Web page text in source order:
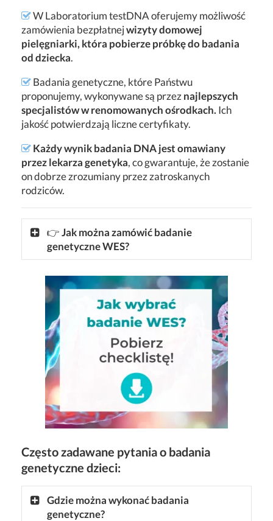
W Laboratorium testDNA oferujemy możliwość
zamówienia bezpłatnejwizyty domowej
pielęgniarki, która pobierze próbkę do badania
od dziecka.
Badania genetyczne, które Państwu
proponujemy, wykonywane są przeznajlepszych
specjalistów w renomowanych ośrodkach. Ich
jakość potwierdzają liczne certyfikaty.
Każdy wynik badania DNA jest omawiany
przez lekarza genetyka, co gwarantuje, że zostanie
on dobrze zrozumiany przez zatroskanych
rodziców.
👉Jak można zamówić badanie
genetyczne WES?
Często zadawane pytania o badania
genetyczne dzieci:
Gdzie można wykonać badania
genetyczne?